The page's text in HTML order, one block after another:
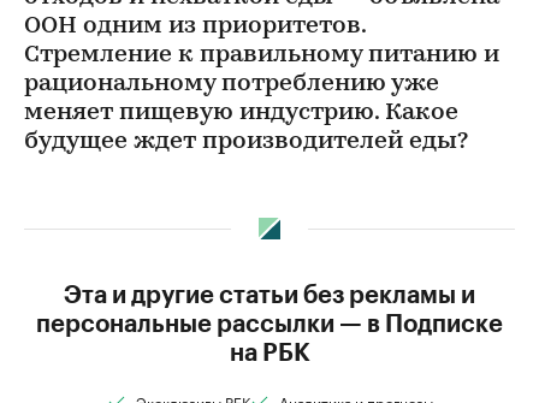
ООН одним из приоритетов.
Стремление к правильному питанию и
рациональному потреблению уже
меняет пищевую индустрию. Какое
будущее ждет производителей еды?
Эта и другие статьи без рекламы и
персональные рассылки — в Подписке
на РБК